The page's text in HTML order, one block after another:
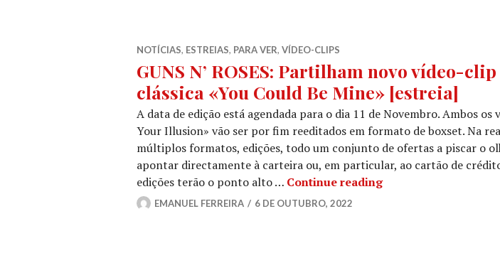
NOTÍCIAS, ESTREIAS, PARA VER, VÍDEO-CLIPS
GUNS N’ ROSES: Partilham novo vídeo-
clássica «You Could Be Mine» [estreia]
A data de edição está agendada para o dia 11 de Novembro. Ambos os
Your Illusion» vão ser por fim reeditados em formato de boxset. Na
múltiplos formatos, edições, todo um conjunto de ofertas a piscar o
apontar directamente à carteira ou, em particular, ao cartão de
edições terão o ponto alto … Continue readingGUNS N’ ROSES:
EMANUEL FERREIRA 6 DE OUTUBRO, 2022